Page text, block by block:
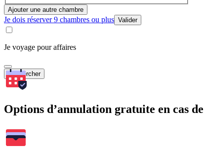
Ajouter une autre chambre
Je dois réserver 9 chambres ou plus Valider
Je voyage pour affaires
Rechercher
Options d’annulation gratuite en cas